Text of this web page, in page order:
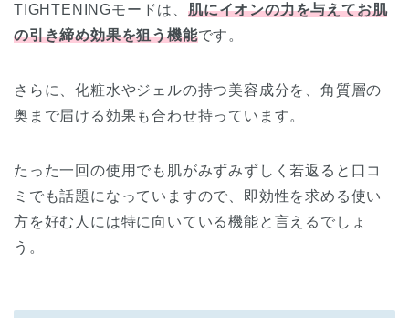
TIGHTENINGモードは、 肌にイオンの力を与えてお肌
の引き締め効果を狙う機能です。
さらに、化粧水やジェルの持つ美容成分を、角質層の
奥まで届ける効果も合わせ持っています。
たった一回の使用でも肌がみずみずしく若返ると口コ
ミでも話題になっていますので、即効性を求める使い
方を好む人には特に向いている機能と言えるでしょ
う。